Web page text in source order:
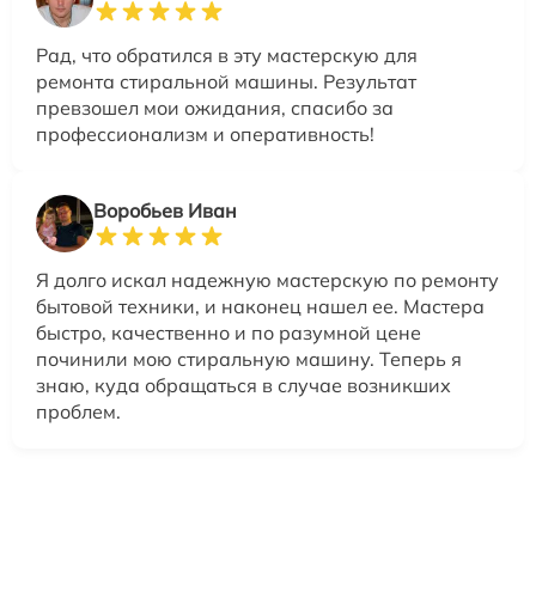
Рад, что обратился в эту мастерскую для
ремонта стиральной машины. Результат
превзошел мои ожидания, спасибо за
профессионализм и оперативность!
Воробьев Иван
Я долго искал надежную мастерскую по ремонту
бытовой техники, и наконец нашел ее. Мастера
быстро, качественно и по разумной цене
починили мою стиральную машину. Теперь я
знаю, куда обращаться в случае возникших
проблем.